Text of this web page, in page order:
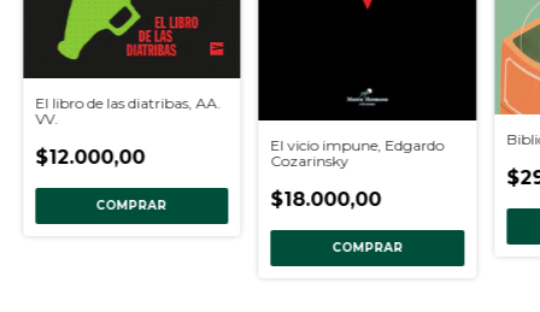
El libro de las diatribas, AA.
VV.
$12.000,00
COMPRAR
El vicio impune, Edgardo
Cozarinsky
$18.000,00
COMPRAR